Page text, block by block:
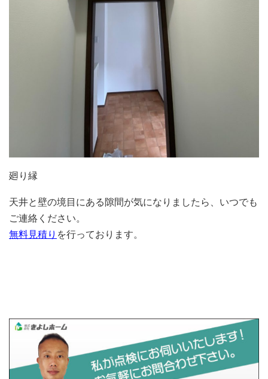
廻り縁
天井と壁の境目にある隙間が気になりましたら、いつでも
ご連絡ください。
無料見積り を行っております。